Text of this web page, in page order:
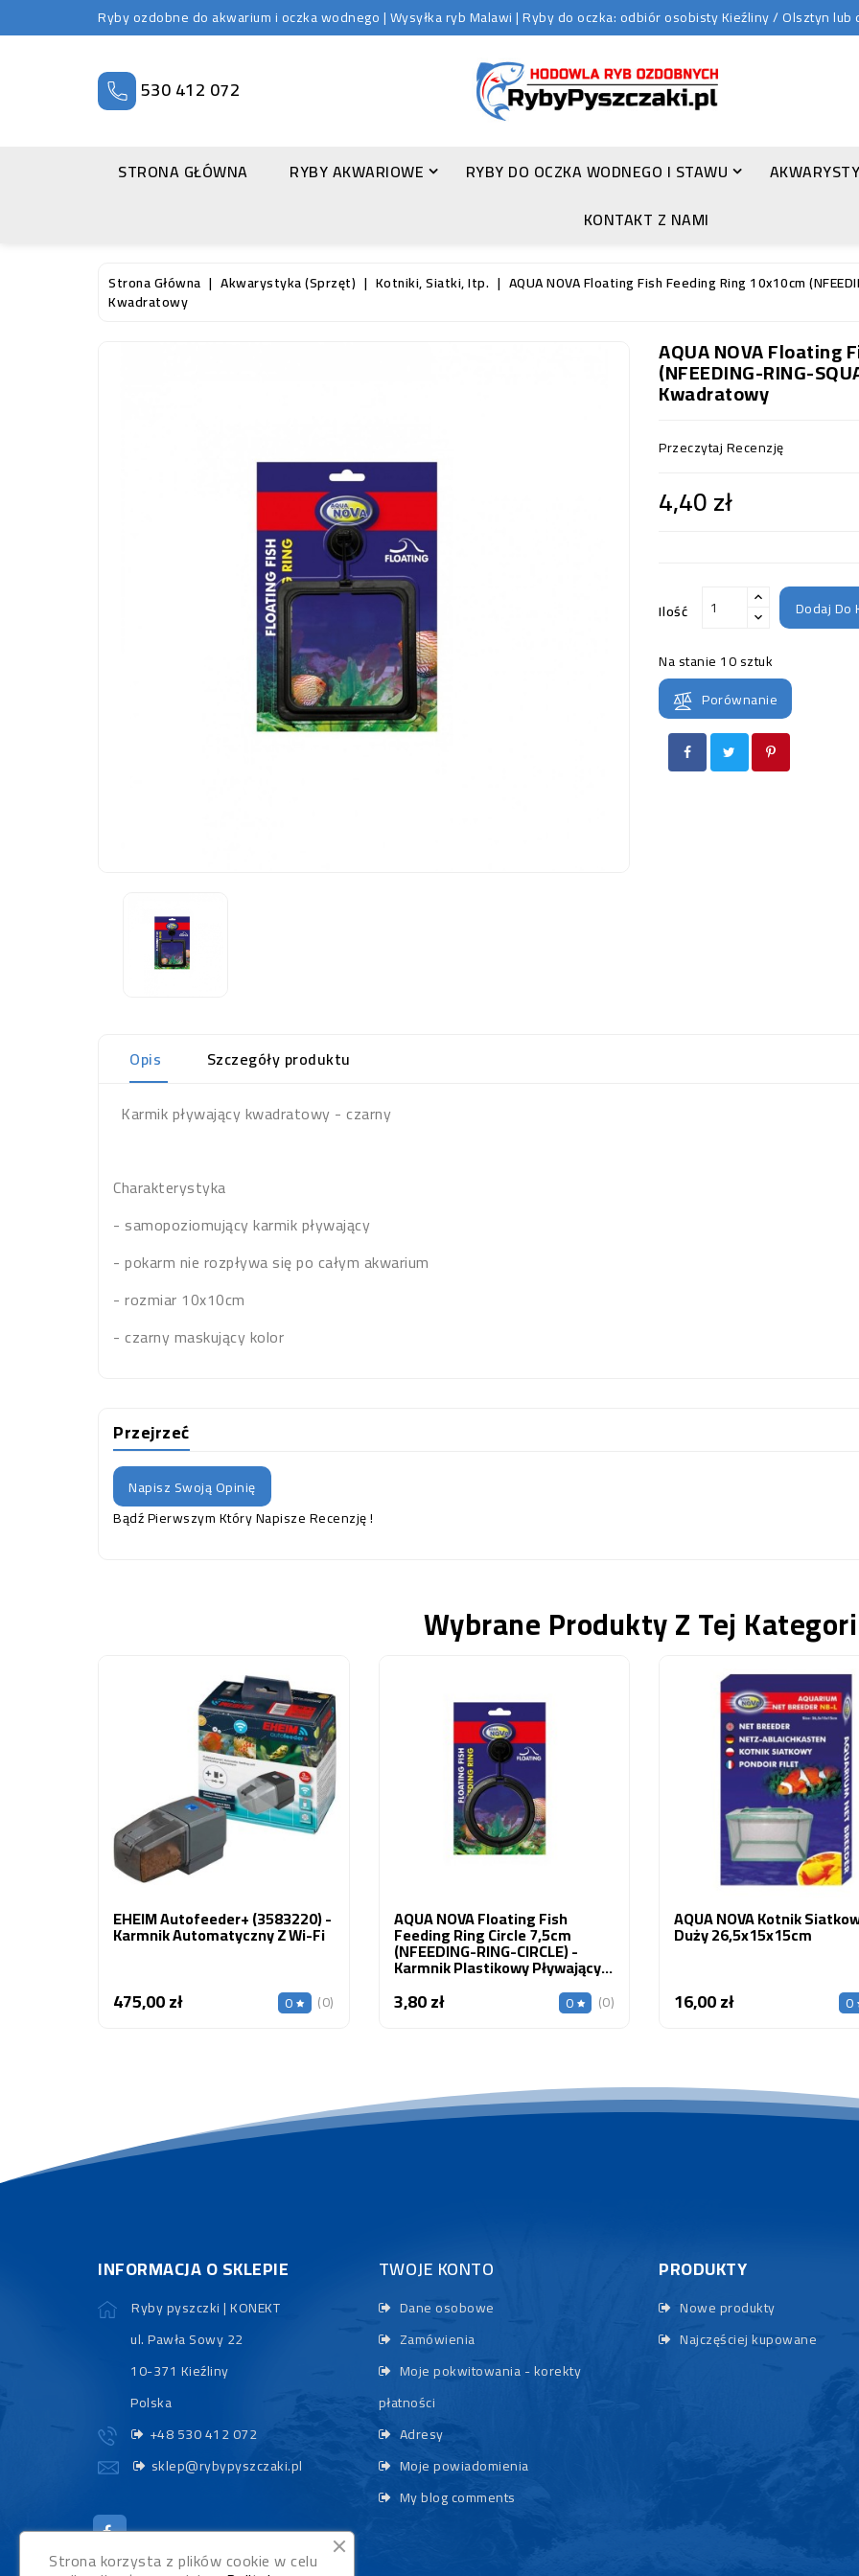
Ryby ozdobne do akwarium i oczka wodnego | Wysyłka ryb Malawi | Ryby do oczka: odbiór osobisty Kieźliny / Olsztyn
530 412 072
STRONA GŁÓWNA RYBY AKWARIOWE RYBY DO OCZKA WODNEGO I STAWU
KONTAKT Z NAMI
Strona Główna Akwarystyka (sprzęt) Kotniki, Siatki, Itp. AQUA NOVA Floating Fish Feeding Ring 10x10cm
Kwadratowy
AQUA NOVA Floating
(NFEEDING-RING-
Kwadratowy
Przeczytaj Recenzję
4,40 zł
Ilość Dodaj Do
Na stanie 10 sztuk
Porównanie
Opis
Szczegóły produktu
Karmik pływający kwadratowy - czarny
Charakterystyka
- samopoziomujący karmik pływający
- pokarm nie rozpływa się po całym akwarium
- rozmiar 10x10cm
- czarny maskujący kolor
Przejrzeć
Napisz Swoją Opinię
Bądź Pierwszym Który Napisze Recenzję !
Wybrane Produkty Z Tej
EHEIM Autofeeder+ (3583220) -
Karmnik Automatyczny Z Wi-Fi
475,00 złCena 0 (0)
AQUA NOVA Floating Fish
Feeding Ring Circle 7,5cm
(NFEEDING-RING-CIRCLE) -
Karmnik Plastikowy Pływający
3,80 złCena 0 (0)
AQUA NOVA Kotnik
Duży 26,5x15x15cm
16,00 złCena 0
INFORMACJA O SKLEPIE
Ryby pyszczki | KONEKT
ul. Pawła Sowy 22
10-371 Kieźliny
Polska
+48 530 412 072
sklep@rybypyszczaki.pl
TWOJE KONTO
Dane osobowe
Zamówienia
Moje pokwitowania - korekty
płatności
Adresy
Moje powiadomienia
My blog comments
PRODUKTY
Nowe produkty
Najczęściej kupowane
Strona korzysta z plików cookie w celu